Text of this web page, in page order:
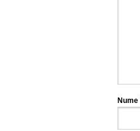
Nume